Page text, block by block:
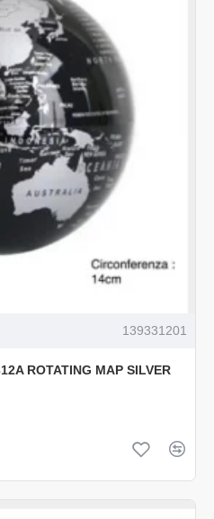
139331201
ROTATING MAP SILVER